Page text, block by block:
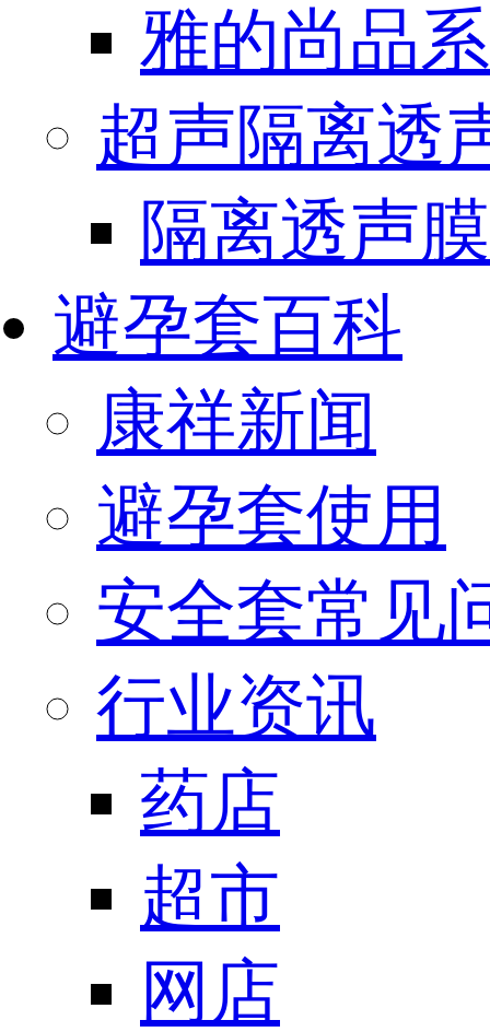
雅的尚品
超声隔离透
隔离透声
避孕套百科
康祥新闻
避孕套使用
安全套常见
行业资讯
药店
超市
网店